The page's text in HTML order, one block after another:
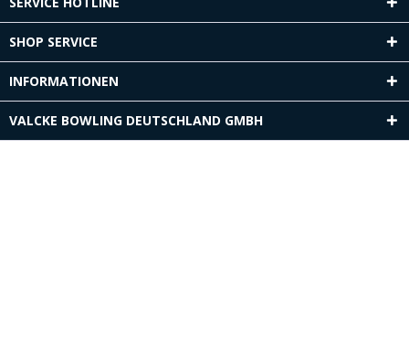
SHOP SERVICE
INFORMATIONEN
VALCKE BOWLING DEUTSCHLAND GMBH